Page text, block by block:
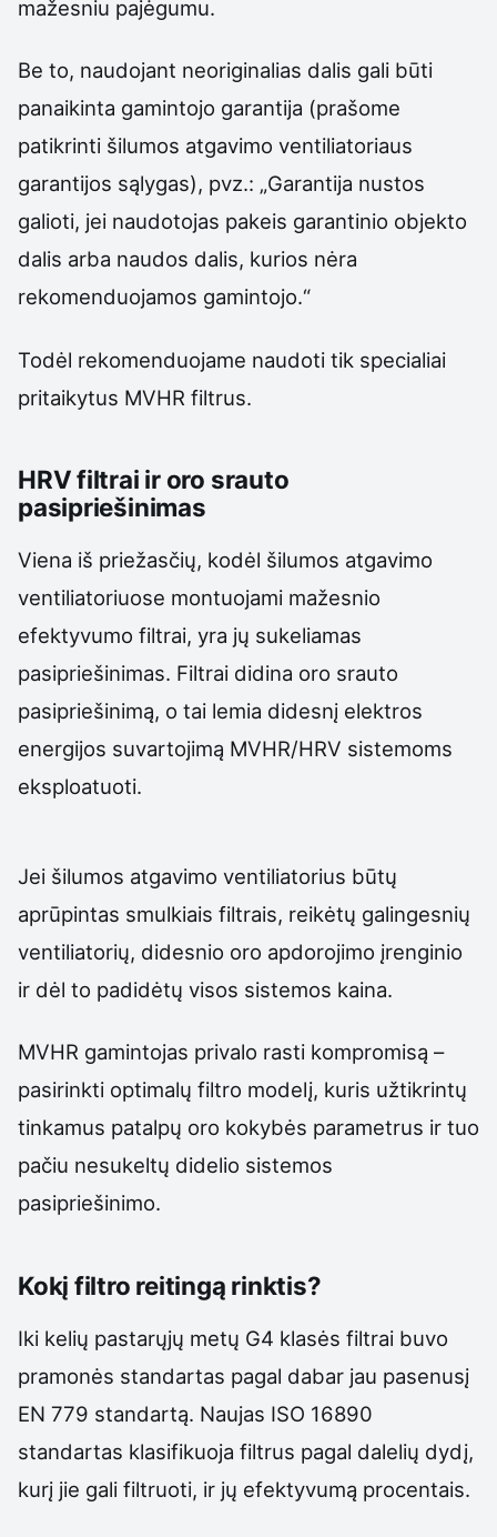
mažesniu pajėgumu.
Be to, naudojant neoriginalias dalis gali būti
panaikinta gamintojo garantija (prašome
patikrinti šilumos atgavimo ventiliatoriaus
garantijos sąlygas), pvz.: „Garantija nustos
galioti, jei naudotojas pakeis garantinio objekto
dalis arba naudos dalis, kurios nėra
rekomenduojamos gamintojo.“
Todėl rekomenduojame naudoti tik specialiai
pritaikytus MVHR filtrus.
HRV filtrai ir oro srauto
pasipriešinimas
Viena iš priežasčių, kodėl šilumos atgavimo
ventiliatoriuose montuojami mažesnio
efektyvumo filtrai, yra jų sukeliamas
pasipriešinimas. Filtrai didina oro srauto
pasipriešinimą, o tai lemia didesnį elektros
energijos suvartojimą MVHR/HRV sistemoms
eksploatuoti.
Jei šilumos atgavimo ventiliatorius būtų
aprūpintas smulkiais filtrais, reikėtų galingesnių
ventiliatorių, didesnio oro apdorojimo įrenginio
ir dėl to padidėtų visos sistemos kaina.
MVHR gamintojas privalo rasti kompromisą –
pasirinkti optimalų filtro modelį, kuris užtikrintų
tinkamus patalpų oro kokybės parametrus ir tuo
pačiu nesukeltų didelio sistemos
pasipriešinimo.
Kokį filtro reitingą rinktis?
Iki kelių pastarųjų metų G4 klasės filtrai buvo
pramonės standartas pagal dabar jau pasenusį
EN 779 standartą. Naujas ISO 16890
standartas klasifikuoja filtrus pagal dalelių dydį,
kurį jie gali filtruoti, ir jų efektyvumą procentais.